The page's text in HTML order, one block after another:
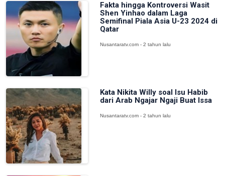
Fakta hingga Kontroversi Wasit
Shen Yinhao dalam Laga
Semifinal Piala Asia U-23 2024 di
Qatar
Nusantaratv.com - 2 tahun lalu
Kata Nikita Willy soal Isu Habib
dari Arab Ngajar Ngaji Buat Issa
Nusantaratv.com - 2 tahun lalu